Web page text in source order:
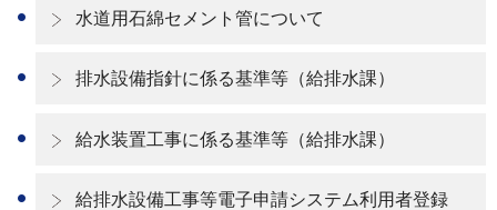
水道用石綿セメント管について
排水設備指針に係る基準等（給排水課）
給水装置工事に係る基準等（給排水課）
給排水設備工事等電子申請システム利用者登録